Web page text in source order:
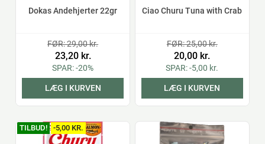
Dokas Andehjerter 22gr
FØR: 29,00 kr.
23,20 kr.
SPAR: -20%
LÆG I KURVEN
Ciao Churu Tuna with Crab
FØR: 25,00 kr.
20,00 kr.
SPAR: -5,00 kr.
LÆG I KURVEN
TILBUD! -5,00 KR.